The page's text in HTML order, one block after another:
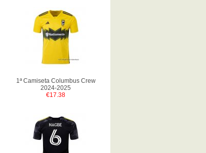
1ª Camiseta Columbus Crew
2024-2025
€17.38